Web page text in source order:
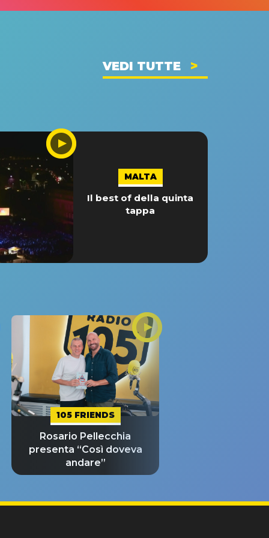
VEDI TUTTE
MALTA
Il best of della quinta
tappa
105 FRIENDS
Rosario Pellecchia
presenta “Così doveva
andare”